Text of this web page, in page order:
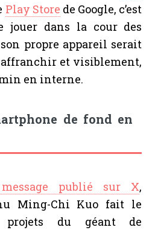
Play Store de Google, c’est
jouer dans la cour des
propre appareil serait
affranchir et visiblement,
en interne.
de fond en
publié sur X,
Ming-Chi Kuo fait le
du géant de